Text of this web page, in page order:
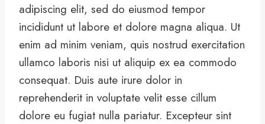
adipiscing elit, sed do eiusmod tempor
incididunt ut labore et dolore magna aliqua. Ut
enim ad minim veniam, quis nostrud exercitation
ullamco laboris nisi ut aliquip ex ea commodo
consequat. Duis aute irure dolor in
reprehenderit in voluptate velit esse cillum
dolore eu fugiat nulla pariatur. Excepteur sint